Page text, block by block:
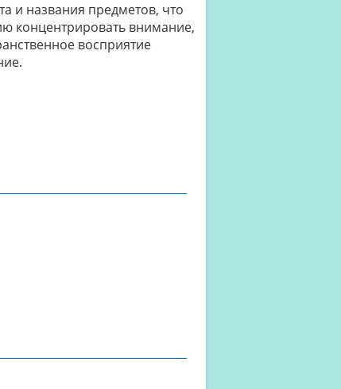
и названия предметов, что
концентрировать внимание,
восприятие